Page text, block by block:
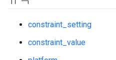
constraint_setting
constraint_value